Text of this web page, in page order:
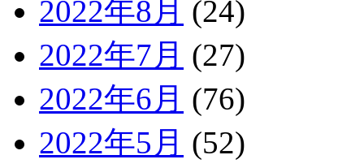
2022年8月 (24)
2022年7月 (27)
2022年6月 (76)
2022年5月 (52)